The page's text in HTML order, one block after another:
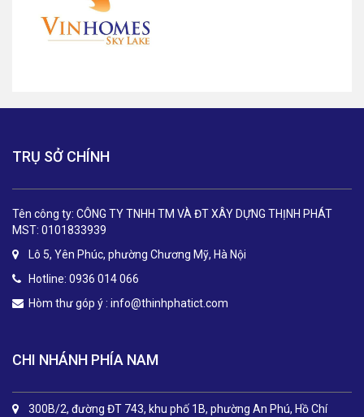
TRỤ SỞ CHÍNH
Tên công ty: CÔNG TY TNHH TM VÀ ĐT XÂY DỰNG THỊNH PHÁT
MST: 0101833939
Lô 5, Yên Phúc, phường Chương Mỹ, Hà Nội
Hotline: 0936 014 066
Hòm thư góp ý : info@thinhphatict.com
CHI NHÁNH PHÍA NAM
300B/2, đường ĐT 743, khu phố 1B, phường An Phú, Hồ Chí